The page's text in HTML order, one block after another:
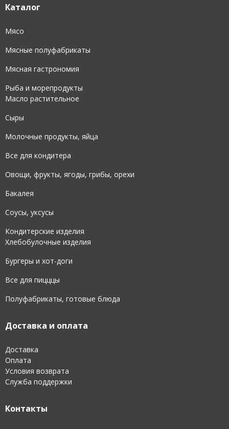
Каталог
Мясо
Мясные полуфабрикаты
Мясная гастрономия
Рыба и морепродукты
Масло растительное
Сыры
Молочные продукты, яйца
Все для кондитера
Овощи, фрукты, ягоды, грибы, орехи
Бакалея
Соусы, уксусы
Кондитерские изделия
Хлебобулочные изделия
Бургеры и хот-доги
Все для пицццы
Полуфабрикаты, готовые блюда
Доставка и оплата
Доставка
Оплата
Условия возврата
Служба поддержки
Контакты